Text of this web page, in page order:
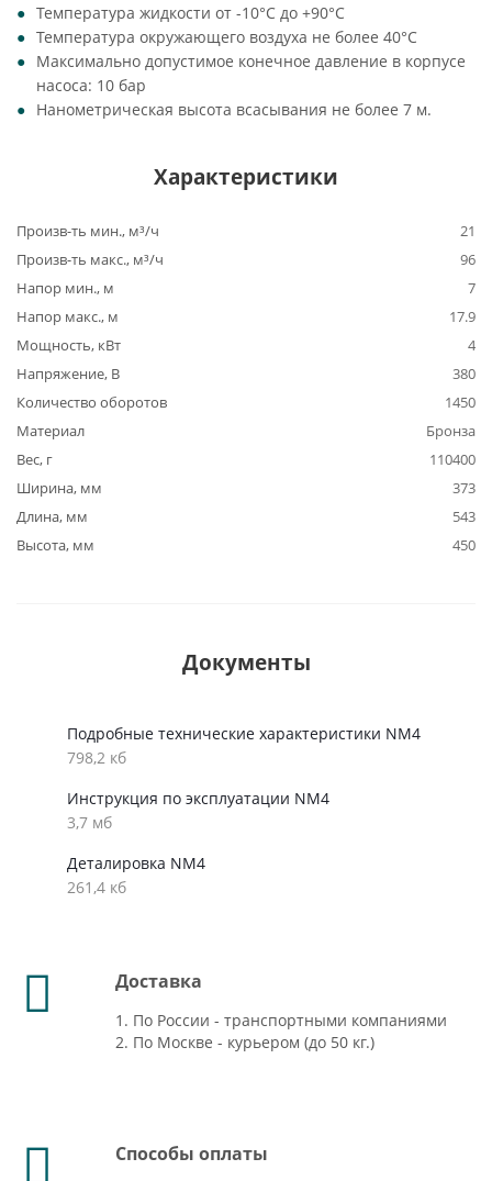
Температура жидкости от -10°C до +90°C
Температура окружающего воздуха не более 40°C
Максимально допустимое конечное давление в корпусе
насоса: 10 бар
Нанометрическая высота всасывания не более 7 м.
Характеристики
Произв-ть мин., м³/ч
21
Произв-ть макс., м³/ч
96
Напор мин., м
7
Напор макс., м
17.9
Мощность, кВт
4
Напряжение, В
380
Количество оборотов
1450
Материал
Бронза
Вес, г
110400
Ширина, мм
373
Длина, мм
543
Высота, мм
450
Документы
Подробные технические характеристики NM4
798,2 кб
Инструкция по эксплуатации NM4
3,7 мб
Деталировка NM4
261,4 кб
Доставка
1. По России - транспортными компаниями
2. По Москве - курьером (до 50 кг.)
Способы оплаты